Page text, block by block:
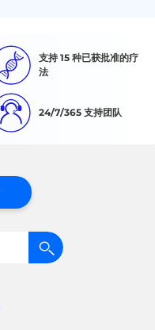
支持 15 种已获批准的疗
法
24/7/365 支持团队